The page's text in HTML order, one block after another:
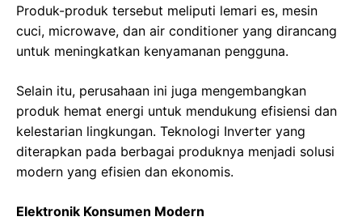
Produk-produk tersebut meliputi lemari es, mesin
cuci, microwave, dan air conditioner yang dirancang
untuk meningkatkan kenyamanan pengguna.
Selain itu, perusahaan ini juga mengembangkan
produk hemat energi untuk mendukung efisiensi dan
kelestarian lingkungan. Teknologi Inverter yang
diterapkan pada berbagai produknya menjadi solusi
modern yang efisien dan ekonomis.
Elektronik Konsumen Modern